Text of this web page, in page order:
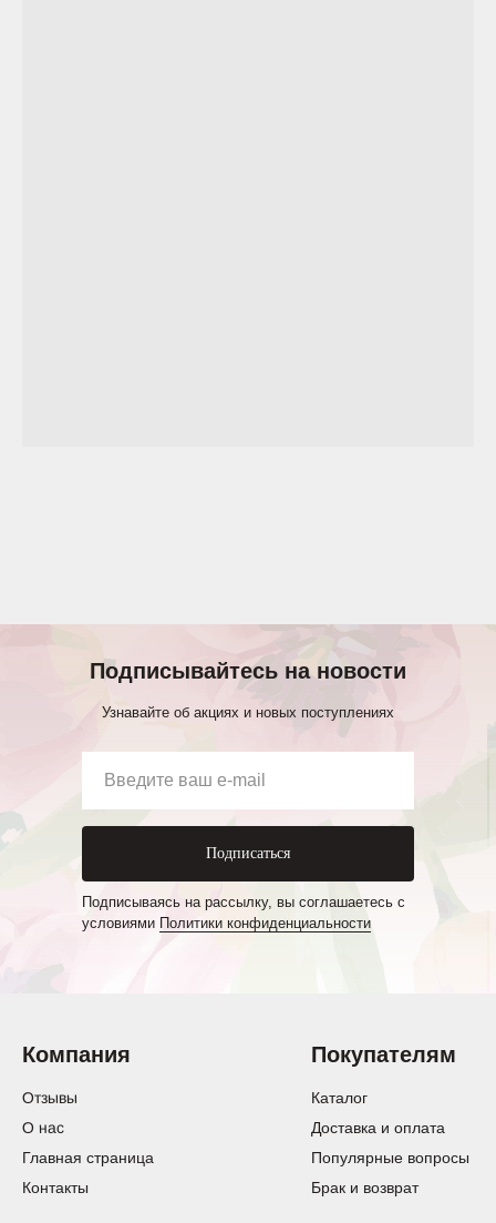
Подписывайтесь на новости
Узнавайте об акциях и новых поступлениях
Подписаться
Подписываясь на рассылку, вы соглашаетесь с
условиями Политики конфиденциальности
Компания Покупателям
О нас
Главная страница
Контакты
Каталог
Доставка и оплата
Популярные вопросы
Брак и возврат
Отзывы